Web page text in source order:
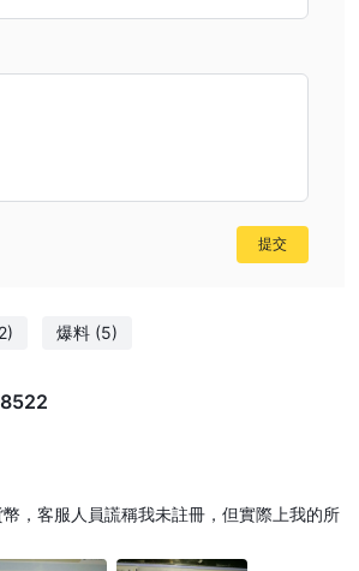
的經紀商？
。缺乏監管、極差的行業評級、無法訪問的
聯繫信息都指向重大風險。潛在客戶強烈建議
有經驗的交易者。缺乏監管監督、聲譽不
易平台以及整體不透明度使其不適合進行任何
存在著重大風險。缺乏監管保障、行業評
營情況強烈暗示與該經紀商進行交易並不安
。
您可能會損失所有投資資本。這不適合所有
您了解所涉及的風險，並請注意本評論中提
和政策的不斷更新而有所變動。此外，生成
爆料 (5)
，客服人員謊稱我未註冊，但實際上我的所
提交